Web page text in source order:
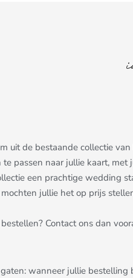
uit de bestaande collectie
passen naar jullie kaart,
een prachtige wedding
jullie het op prijs
Contact ons dan
wanneer jullie